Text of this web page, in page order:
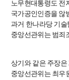
노무현대통령도 전
국가공인인증을 않
과거 한나라당 기술
중앙선관위는 범죄
상기와 같은 주장은
중앙선관위는 최우